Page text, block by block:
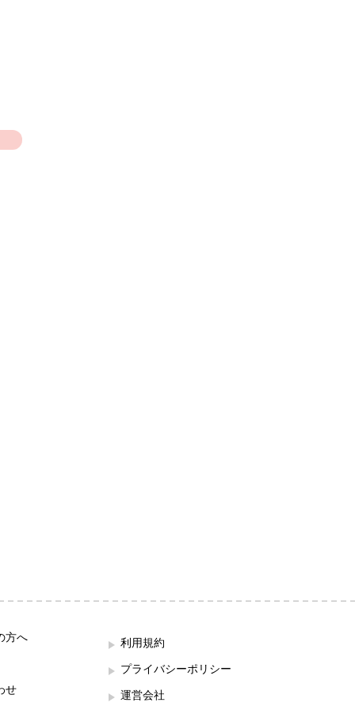
方へ
せ
利用規約
プライバシーポリシー
運営会社